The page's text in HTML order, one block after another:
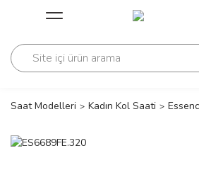
Geri Dön
Geri Dön
Saat Modelleri Kadın Kol Saati